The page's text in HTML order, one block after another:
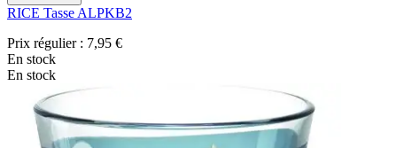
RICE Tasse ALPKB2
Prix régulier : 7,95 €
En stock
En stock